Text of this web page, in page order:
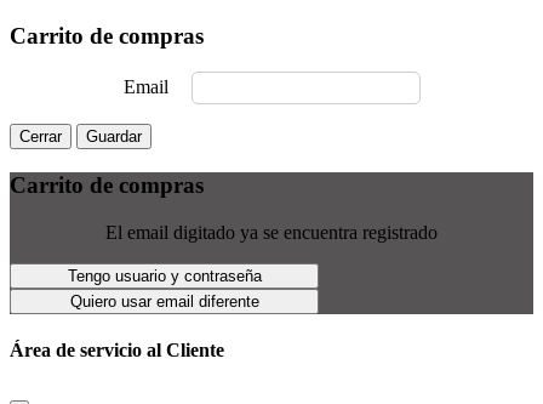
Carrito de compras
Email
Cerrar Guardar
Carrito de compras
El email digitado ya se encuentra registrado
Tengo usuario y contraseña
Quiero usar email diferente
Área de servicio al Cliente